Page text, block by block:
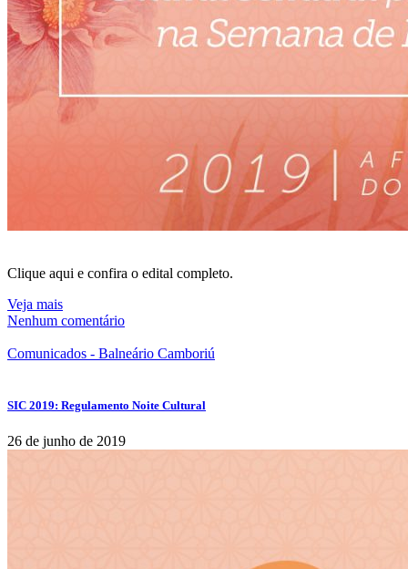
Clique aqui e confira o edital completo.
Veja mais
Nenhum comentário
Comunicados - Balneário Camboriú
SIC 2019: Regulamento Noite Cultural
26 de junho de 2019